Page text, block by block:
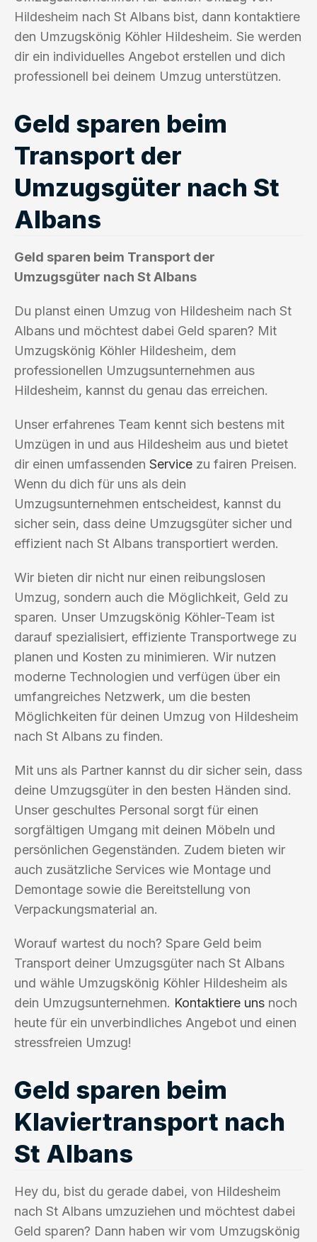
Hildesheim nach St Albans bist, dann kontaktiere
den Umzugskönig Köhler Hildesheim. Sie werden
dir ein individuelles Angebot erstellen und dich
professionell bei deinem Umzug unterstützen.
Geld sparen beim
Transport der
Umzugsgüter nach St
Albans
Geld sparen beim Transport der
Umzugsgüter nach St Albans
Du planst einen Umzug von Hildesheim nach St
Albans und möchtest dabei Geld sparen? Mit
Umzugskönig Köhler Hildesheim, dem
professionellen Umzugsunternehmen aus
Hildesheim, kannst du genau das erreichen.
Unser erfahrenes Team kennt sich bestens mit
Umzügen in und aus Hildesheim aus und bietet
dir einen umfassenden Service zu fairen Preisen.
Wenn du dich für uns als dein
Umzugsunternehmen entscheidest, kannst du
sicher sein, dass deine Umzugsgüter sicher und
effizient nach St Albans transportiert werden.
Wir bieten dir nicht nur einen reibungslosen
Umzug, sondern auch die Möglichkeit, Geld zu
sparen. Unser Umzugskönig Köhler-Team ist
darauf spezialisiert, effiziente Transportwege zu
planen und Kosten zu minimieren. Wir nutzen
moderne Technologien und verfügen über ein
umfangreiches Netzwerk, um die besten
Möglichkeiten für deinen Umzug von Hildesheim
nach St Albans zu finden.
Mit uns als Partner kannst du dir sicher sein, dass
deine Umzugsgüter in den besten Händen sind.
Unser geschultes Personal sorgt für einen
sorgfältigen Umgang mit deinen Möbeln und
persönlichen Gegenständen. Zudem bieten wir
auch zusätzliche Services wie Montage und
Demontage sowie die Bereitstellung von
Verpackungsmaterial an.
Worauf wartest du noch? Spare Geld beim
Transport deiner Umzugsgüter nach St Albans
und wähle Umzugskönig Köhler Hildesheim als
dein Umzugsunternehmen. Kontaktiere uns noch
heute für ein unverbindliches Angebot und einen
stressfreien Umzug!
Geld sparen beim
Klaviertransport nach
St Albans
Hey du, bist du gerade dabei, von Hildesheim
nach St Albans umzuziehen und möchtest dabei
Geld sparen? Dann haben wir vom Umzugskönig